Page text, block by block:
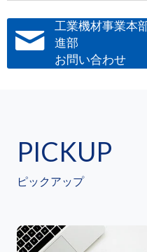
工業機材事業
進部
お問い合わせ
PICKUP
ピックアップ